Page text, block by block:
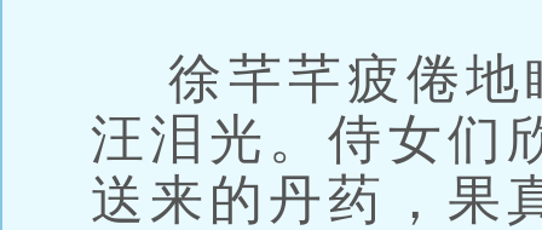
徐芊芊疲倦地
汪泪光。侍女们
送来的丹药，果